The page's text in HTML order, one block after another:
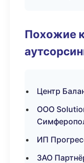
Похожие
Центр
ООО
ИП
ЗАО